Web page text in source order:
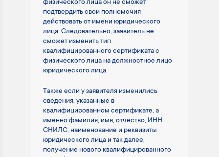
физического лица он не сможет
подтвердить свои полномочия
действовать от имени юридического
лица. Следовательно, заявитель не
сможет изменить тип
квалифицированного сертификата с
физического лица на должностное лицо
юридического лица.
Также если у заявителя изменились
сведения, указанные в
квалифицированном сертификате, а
именно фамилия, имя, отчество, ИНН,
СНИЛС, наименование и реквизиты
юридического лица и так далее,
получение нового квалифицированного